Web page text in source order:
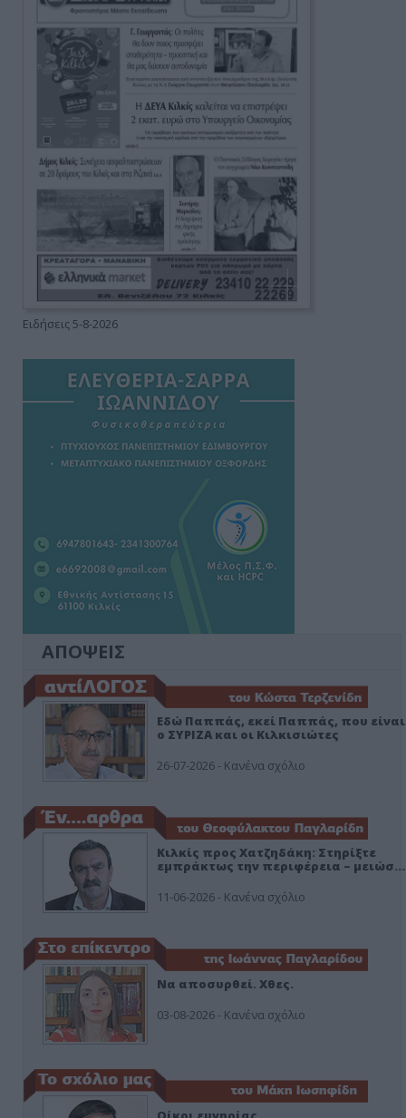
Ειδήσεις 5-8-2026
ΑΠΟΨΕΙΣ
Εδώ Παππάς, εκεί Παππάς, που είναι
ο ΣΥΡΙΖΑ και οι Κιλκισιώτες
26-07-2026 - Κανένα σχόλιο
Κιλκίς προς Χατζηδάκη: Στηρίξτε
εμπράκτως την περιφέρεια – μειώσ…
11-06-2026 - Κανένα σχόλιο
Να αποσυρθεί. Χθες.
03-08-2026 - Κανένα σχόλιο